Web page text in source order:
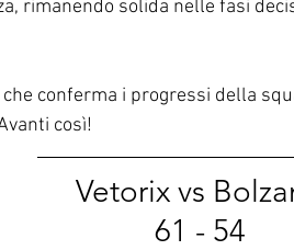
rimanendo solida nelle fasi
conferma i progressi della
così!
Vetorix vs
61 - 54